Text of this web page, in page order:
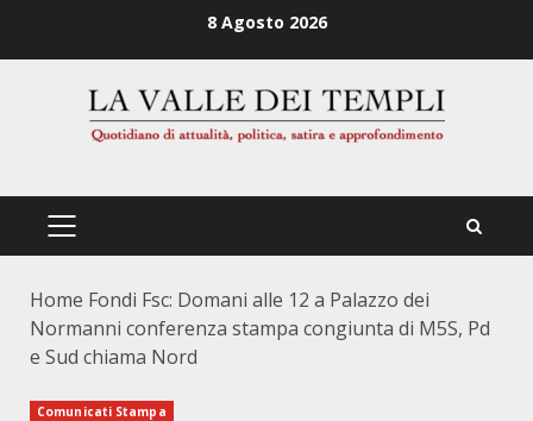
8 Agosto 2026
PRIMÄRES
Home Fondi Fsc: Domani alle 12 a Palazzo dei
Normanni conferenza stampa congiunta di M5S, Pd
e Sud chiama Nord
Comunicati Stampa